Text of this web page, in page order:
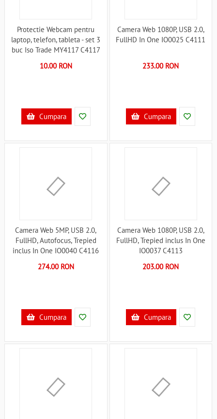
Protectie Webcam pentru
laptop, telefon, tableta - set 3
buc Iso Trade MY4117 C4117
10.00 RON
Cumpara
Camera Web 1080P, USB 2.0,
FullHD In One IO0025 C4111
233.00 RON
Cumpara
Camera Web 5MP, USB 2.0,
FullHD, Autofocus, Trepied
inclus In One IO0040 C4116
274.00 RON
Cumpara
Camera Web 1080P, USB 2.0,
FullHD, Trepied inclus In One
IO0037 C4113
203.00 RON
Cumpara